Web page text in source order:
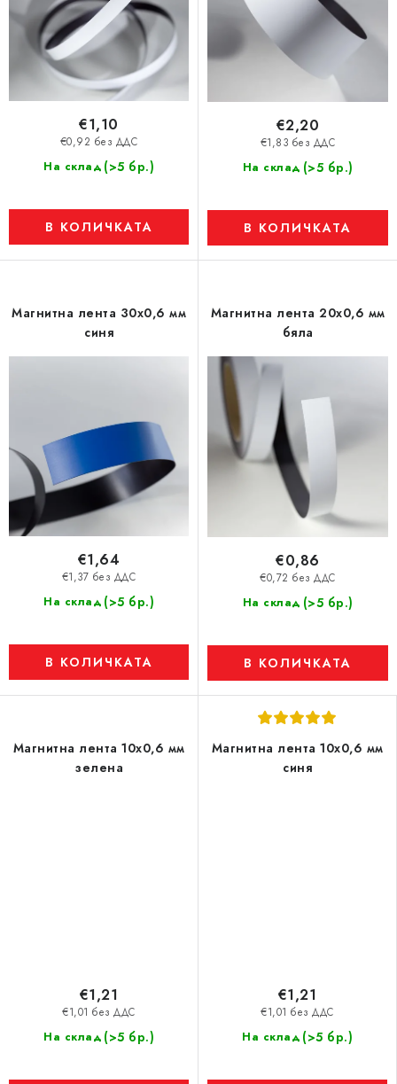
т
На склад (>5 бр.)
€0,92 без ДДС
€1,10
В КОЛИЧКАТА
На склад (>5 бр.)
€1,83 без ДДС
€2,20
В КОЛИЧКАТА
Магнитна лента 30x0,6 мм
синя
На склад (>5 бр.)
€1,37 без ДДС
€1,64
В КОЛИЧКАТА
Магнитна лента 20x0,6 мм
бяла
На склад (>5 бр.)
€0,72 без ДДС
€0,86
В КОЛИЧКАТА
Магнитна лента 10x0,6 мм
зелена
На склад (>5 бр.)
€1,01 без ДДС
€1,21
Магнитна лента 10x0,6 мм
синя
На склад (>5 бр.)
€1,01 без ДДС
€1,21